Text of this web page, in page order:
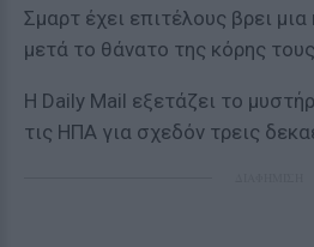
Σμαρτ έχει επιτέλους βρει
μετά το θάνατο της κόρης
Η Daily Mail εξετάζει το
τις ΗΠΑ για σχεδόν τρεις